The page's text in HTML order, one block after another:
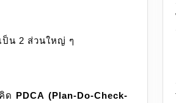
ป็น 2 ส่วนใหญ่ ๆ
ด PDCA (Plan-Do-Check-